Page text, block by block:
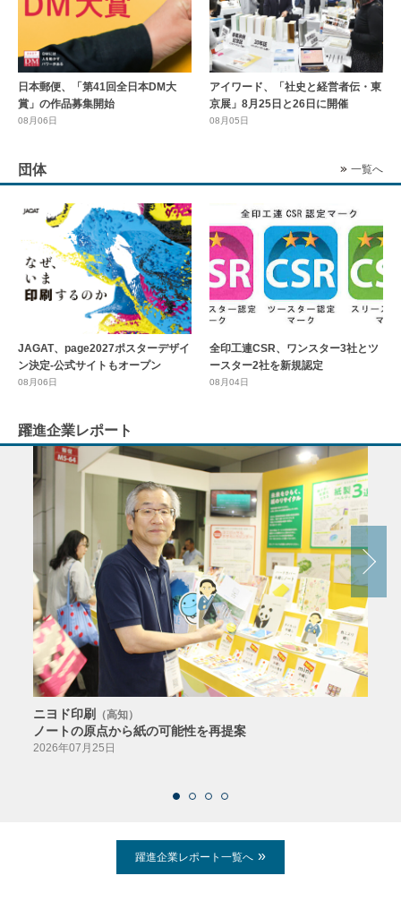
日本郵便、「第41回全日本DM大
賞」の作品募集開始
08月06日
アイワード、「社史と経営者伝・東
京展」8月25日と26日に開催
08月05日
団体 一覧へ
JAGAT、page2027ポスターデザイ
ン決定-公式サイトもオープン
08月06日
全印工連CSR、ワンスター3社とツ
ースター2社を新規認定
08月04日
躍進企業レポート
ニヨド印刷 （高知）
ノートの原点から紙の可能性を再提案
2026年07月25日
躍進企業レポート一覧へ